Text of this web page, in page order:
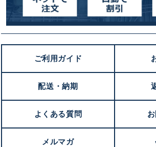
ご利用ガイド
配送・納期
よくある質問
メルマガ